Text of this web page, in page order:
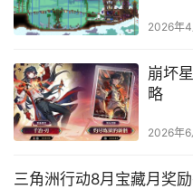
2026年
崩坏
略
2026年6
三角洲行动8月宝藏月奖